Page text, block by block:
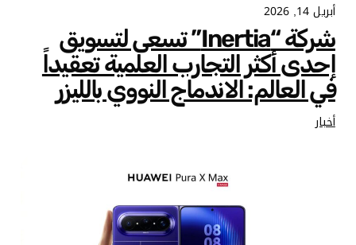
أبريل 14, 2026
شركة “Inertia” تسعى لتسويق
إحدى أكثر التجارب العلمية تعقيداً
في العالم: الاندماج النووي بالليزر
أخبار